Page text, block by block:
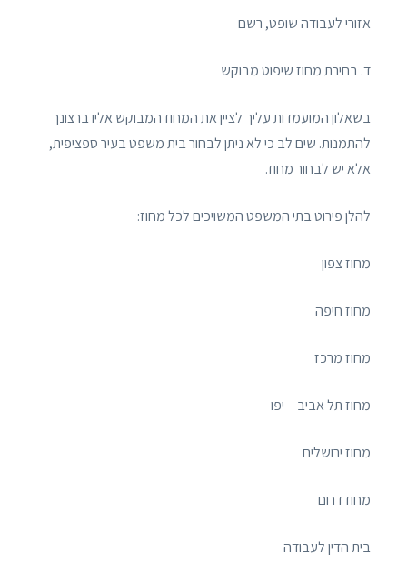
אזורי לעבודה שופט, רשם
ד. בחירת מחוז שיפוט מבוקש
בשאלון המועמדות עליך לציין את המחוז המבוקש אליו ברצונך
להתמנות. שים לב כי לא ניתן לבחור בית משפט בעיר ספציפית,
אלא יש לבחור מחוז.
להלן פירוט בתי המשפט המשויכים לכל מחוז:
מחוז צפון
מחוז חיפה
מחוז מרכז
מחוז תל אביב – יפו
מחוז ירושלים
מחוז דרום
בית הדין לעבודה